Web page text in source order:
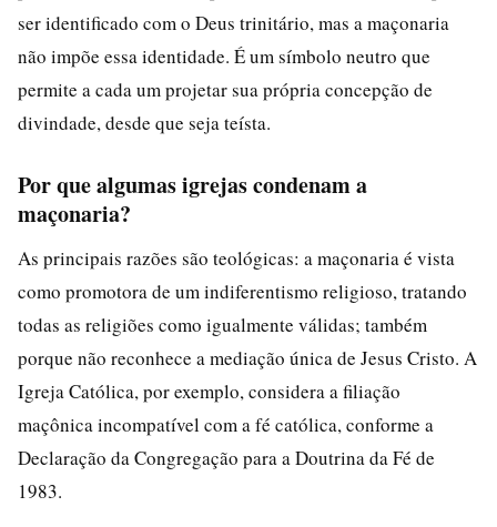
ser identificado com o Deus trinitário, mas a maçonaria
não impõe essa identidade. É um símbolo neutro que
permite a cada um projetar sua própria concepção de
divindade, desde que seja teísta.
Por que algumas igrejas condenam a
maçonaria?
As principais razões são teológicas: a maçonaria é vista
como promotora de um indiferentismo religioso, tratando
todas as religiões como igualmente válidas; também
porque não reconhece a mediação única de Jesus Cristo. A
Igreja Católica, por exemplo, considera a filiação
maçônica incompatível com a fé católica, conforme a
Declaração da Congregação para a Doutrina da Fé de
1983.